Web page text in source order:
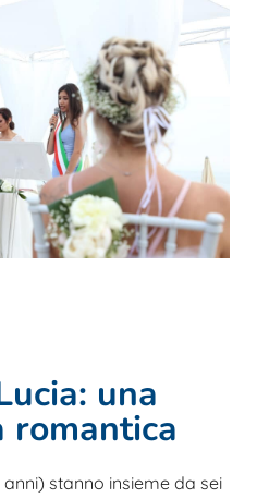
una
romantica
anni) stanno insieme da sei